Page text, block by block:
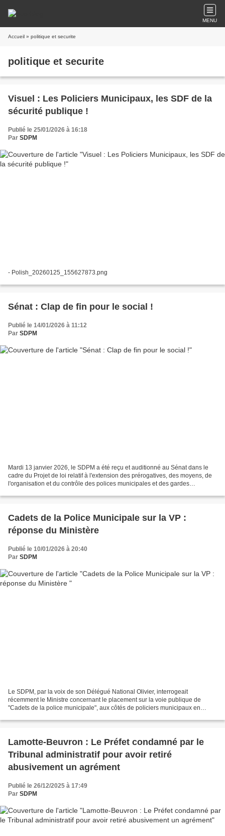
MENU
Accueil » politique et securite
politique et securite
Visuel : Les Policiers Municipaux, les SDF de la
sécurité publique !
Publié le 25/01/2026 à 16:18
Par SDPM
- Polish_20260125_155627873.png
Sénat : Clap de fin pour le social !
Publié le 14/01/2026 à 11:12
Par SDPM
Mardi 13 janvier 2026, le SDPM a été reçu et auditionné au Sénat dans le
cadre du Projet de loi relatif à l'extension des prérogatives, des moyens, de
l'organisation et du contrôle des polices municipales et des gardes
Cadets de la Police Municipale sur la VP :
réponse du Ministère
Publié le 10/01/2026 à 20:40
Par SDPM
Le SDPM, par la voix de son Délégué National Olivier, interrogeait
récemment le Ministre concernant le placement sur la voie publique de
"Cadets de la police municipale", aux côtés de policiers municipaux en
Lamotte-Beuvron : Le Préfet condamné par le
Tribunal administratif pour avoir retiré
abusivement un agrément
Publié le 26/12/2025 à 17:49
Par SDPM